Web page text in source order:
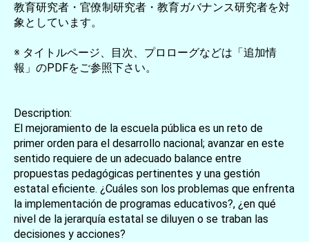
教育研究者・官僚制研究者・教育ガバナンス研究者を対
象としています。
※ タイトルページ、目次、プロローグなどは「追加情
報」のPDFをご参照下さい。
Description:
El mejoramiento de la escuela pública es un reto de
primer orden para el desarrollo nacional; avanzar en este
sentido requiere de un adecuado balance entre
propuestas pedagógicas pertinentes y una gestión
estatal eficiente. ¿Cuáles son los problemas que enfrenta
la implementación de programas educativos?, ¿en qué
nivel de la jerarquía estatal se diluyen o se traban las
decisiones y acciones?